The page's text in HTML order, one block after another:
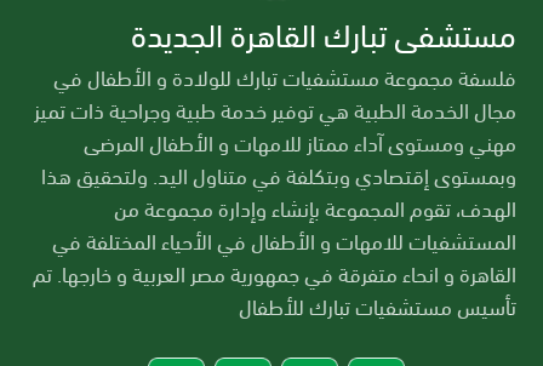
مستشفى تبارك القاهرة الجديدة
فلسفة مجموعة مستشفيات تبارك للولادة و الأطفال في
مجال الخدمة الطبية هي توفير خدمة طبية وجراحية ذات تميز
مهني ومستوى آداء ممتاز للامهات و الأطفال المرضى
وبمستوى إقتصادي وبتكلفة في متناول اليد. ولتحقيق هذا
الهدف، تقوم المجموعة بإنشاء وإدارة مجموعة من
المستشفيات للامهات و الأطفال في الأحياء المختلفة في
القاهرة و انحاء متفرقة في جمهورية مصر العربية و خارجها. تم
تأسيس مستشفيات تبارك للأطفال